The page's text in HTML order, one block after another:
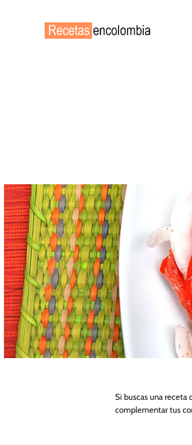
Si buscas una receta
complementar tus